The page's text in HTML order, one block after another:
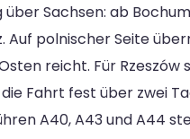
Sachsen: ab
polnischer Seite
reicht. Für Rzeszów
Fahrt fest über zwei
A40, A43 und A44